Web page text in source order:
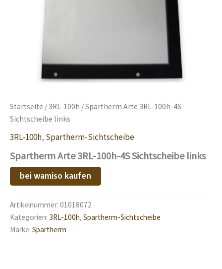
Startseite / 3RL-100h / Spartherm Arte 3RL-100h-4S
Sichtscheibe links
3RL-100h, Spartherm-Sichtscheibe
Spartherm Arte 3RL-100h-4S Sichtscheibe links
bei wamiso kaufen
Artikelnummer: 01018072
Kategorien: 3RL-100h, Spartherm-Sichtscheibe
Marke: Spartherm